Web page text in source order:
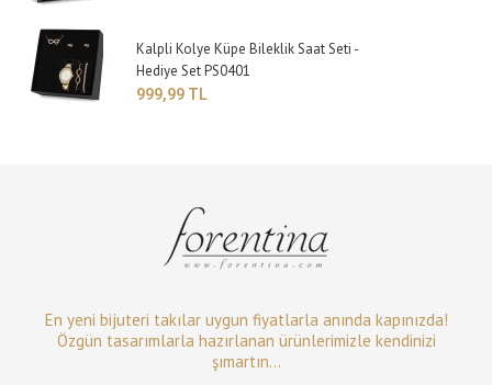
Kalpli Kolye Küpe Bileklik Saat Seti -
Hediye Set PS0401
999,99 TL
En yeni bijuteri takılar uygun fiyatlarla anında kapınızda!
Özgün tasarımlarla hazırlanan ürünlerimizle kendinizi
şımartın...